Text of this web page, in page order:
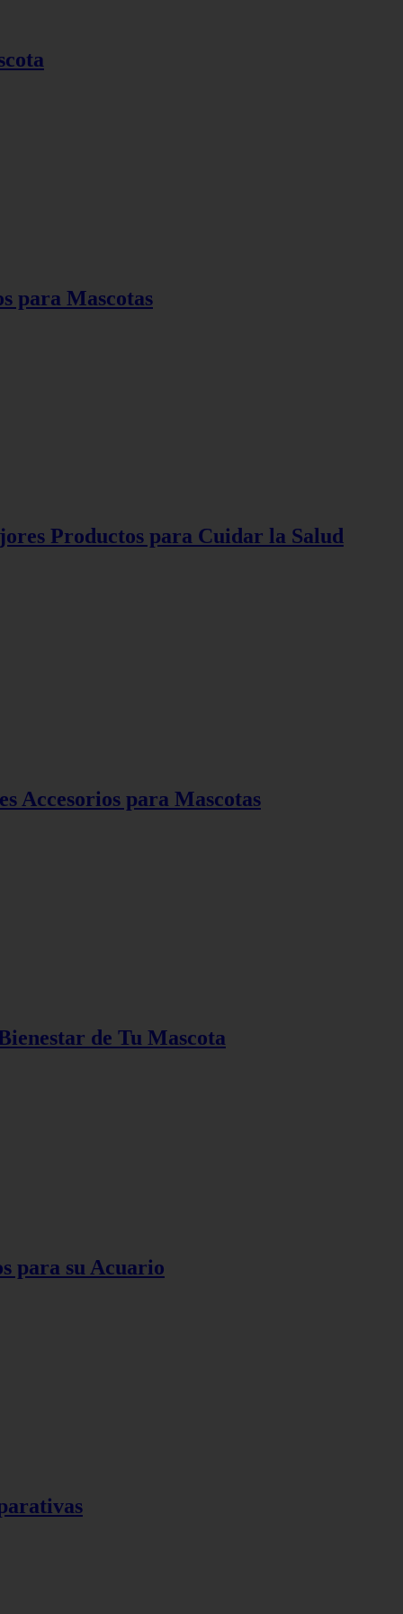
para Mascotas
Productos para Cuidar la Salud
Accesorios para Mascotas
de Tu Mascota
para su Acuario